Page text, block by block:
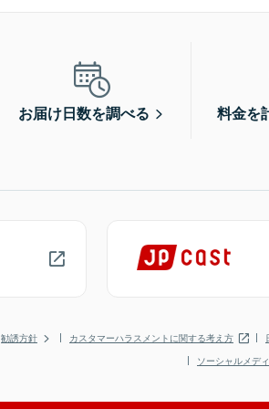
お届け日数を調べる 料金を
勧誘方針 カスタマーハラスメントに関する考え方
ソーシャルメデ